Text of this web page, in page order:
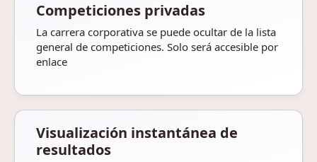
Competiciones privadas
La carrera corporativa se puede ocultar de la lista
general de competiciones. Solo será accesible por
enlace
Visualización instantánea de
resultados